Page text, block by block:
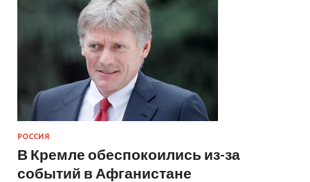
РОССИЯ
В Кремле обеспокоились из-за
событий в Афганистане